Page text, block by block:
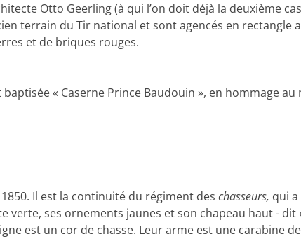
Otto Geerling (à qui l’on doit déjà la deuxième
terrain du Tir national et sont agencés en rectangle
et de briques rouges.
« Caserne Prince Baudouin », en hommage
Il est la continuité du régiment deschasseurs, qui
verte, ses ornements jaunes et son chapeau haut -
est un cor de chasse. Leur arme est une carabine